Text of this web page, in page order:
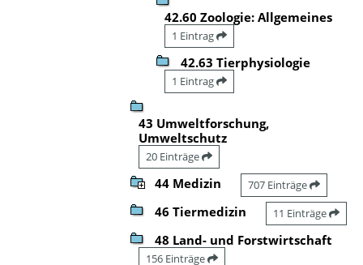
42.60 Zoologie: Allgemeines
1 Eintrag
42.63 Tierphysiologie
1 Eintrag
43 Umweltforschung,
Umweltschutz
20 Einträge
44 Medizin 707 Einträge
46 Tiermedizin 11 Einträge
48 Land- und Forstwirtschaft
156 Einträge